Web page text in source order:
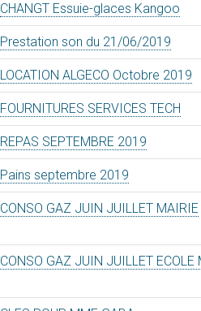
CHANGT Essuie-glaces Kangoo
Prestation son du 21/06/2019
LOCATION ALGECO Octobre 2019
FOURNITURES SERVICES TECH
REPAS SEPTEMBRE 2019
Pains septembre 2019
CONSO GAZ JUIN JUILLET MAIRIE
CONSO GAZ JUIN JUILLET ECOLE